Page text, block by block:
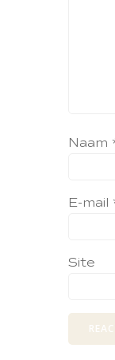
Naam
E-mail
Site